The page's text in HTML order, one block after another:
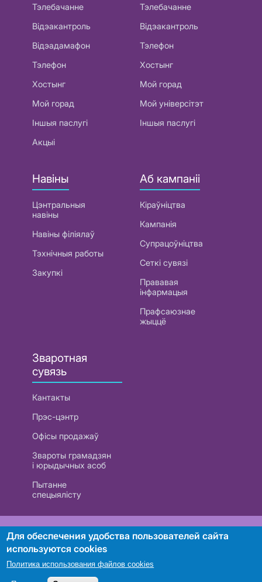
Тэлебачанне
Відэакантроль
Відэадамафон
Тэлефон
Хостынг
Мой горад
Іншыя паслугі
Акцыі
Тэлебачанне
Відэакантроль
Тэлефон
Хостынг
Мой горад
Мой універсітэт
Іншыя паслугі
Навіны
Цэнтральныя
навіны
Навіны філіялаў
Тэхнічныя работы
Закупкі
Аб кампаніі
Кіраўніцтва
Кампанія
Супрацоўніцтва
Сеткі сувязі
Прававая
інфармацыя
Прафсаюзнае
жыццё
Зваротная
сувязь
Кантакты
Прэс-цэнтр
Офісы продажаў
Звароты грамадзян
і юрыдычных асоб
Пытанне
спецыялісту
РУП «Белтэлекам». УНП 101007741
Пошук
Для обеспечения удобства пользователей сайта
используются cookies
Политика использования файлов cookies